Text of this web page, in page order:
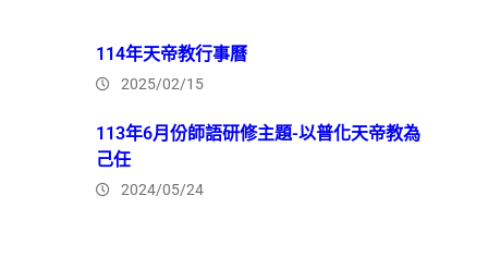
114年天帝教行事曆
2025/02/15
113年6月份師語研修主題-以普化天帝教為
己任
2024/05/24